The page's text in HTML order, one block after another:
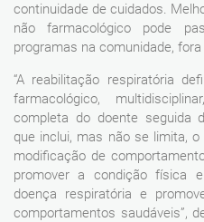
continuidade de cuidados.
não farmacológico pode
programas na comunidade,
“A reabilitação respiratória
farmacológico,
completa do doente seguida
que inclui, mas não se limita,
modificação de
promover a condição física
doença respiratória e
comportamentos saudáveis”,